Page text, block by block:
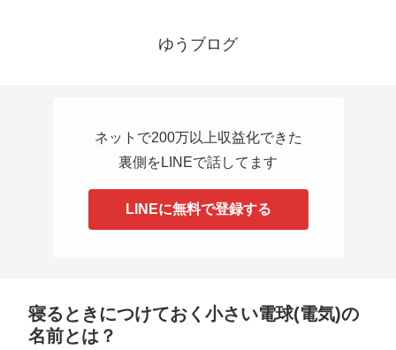
ゆうブログ
ネットで200万以上収益化できた
裏側をLINEで話してます
LINEに無料で登録する
寝るときにつけておく小さい電球(電気)の
名前とは？